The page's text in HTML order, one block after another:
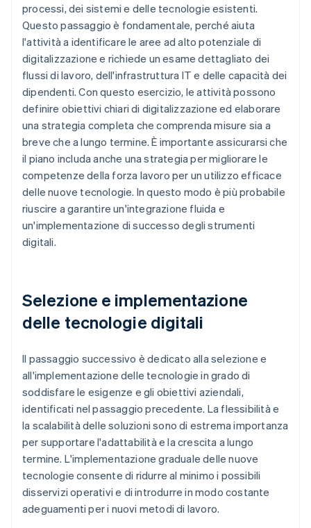
processi, dei sistemi e delle tecnologie esistenti.
Questo passaggio è fondamentale, perché aiuta
l'attività a identificare le aree ad alto potenziale di
digitalizzazione e richiede un esame dettagliato dei
flussi di lavoro, dell'infrastruttura IT e delle capacità dei
dipendenti. Con questo esercizio, le attività possono
definire obiettivi chiari di digitalizzazione ed elaborare
una strategia completa che comprenda misure sia a
breve che a lungo termine. È importante assicurarsi che
il piano includa anche una strategia per migliorare le
competenze della forza lavoro per un utilizzo efficace
delle nuove tecnologie. In questo modo è più probabile
riuscire a garantire un'integrazione fluida e
un'implementazione di successo degli strumenti
digitali.
Selezione e implementazione
delle tecnologie digitali
Il passaggio successivo è dedicato alla selezione e
all'implementazione delle tecnologie in grado di
soddisfare le esigenze e gli obiettivi aziendali,
identificati nel passaggio precedente. La flessibilità e
la scalabilità delle soluzioni sono di estrema importanza
per supportare l'adattabilità e la crescita a lungo
termine. L'implementazione graduale delle nuove
tecnologie consente di ridurre al minimo i possibili
disservizi operativi e di introdurre in modo costante
adeguamenti per i nuovi metodi di lavoro.